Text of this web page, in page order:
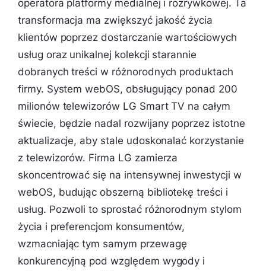
operatora platformy medialnej i rozrywkowej. Ta
transformacja ma zwiększyć jakość życia
klientów poprzez dostarczanie wartościowych
usług oraz unikalnej kolekcji starannie
dobranych treści w różnorodnych produktach
firmy. System webOS, obsługujący ponad 200
milionów telewizorów LG Smart TV na całym
świecie, będzie nadal rozwijany poprzez istotne
aktualizacje, aby stale udoskonalać korzystanie
z telewizorów. Firma LG zamierza
skoncentrować się na intensywnej inwestycji w
webOS, budując obszerną bibliotekę treści i
usług. Pozwoli to sprostać różnorodnym stylom
życia i preferencjom konsumentów,
wzmacniając tym samym przewagę
konkurencyjną pod względem wygody i